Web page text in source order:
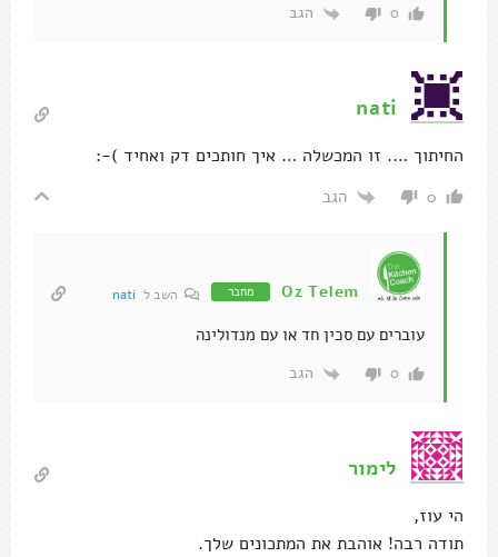
0 הגב
nati
החיתוך …. זו המכשלה … איך חותכים דק ואחיד )-:
0 הגב
Oz Telem מחבר השב ל nati
עוברים עם סכין חד או עם מנדולינה
0 הגב
לימור
הי עוז,
תודה רבה! אוהבת את המתכונים שלך.